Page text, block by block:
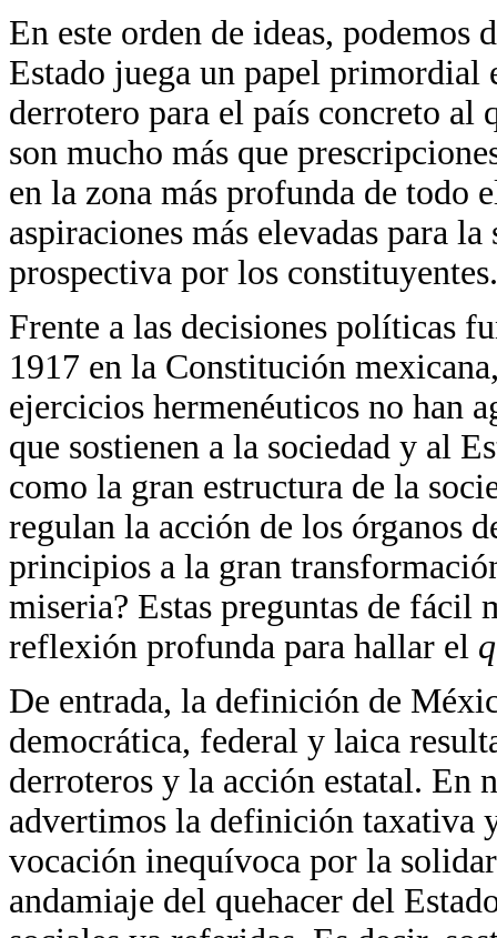
En este orden de ideas, podemos
Estado juega un papel
derrotero para el país concreto al
son mucho más que
en la zona más profunda de todo
aspiraciones más elevadas para
prospectiva por los constituyentes.
Frente a las decisiones políticas
1917 en la Constitución
ejercicios hermenéuticos no han
que sostienen a la sociedad y al
como la gran estructura de la
regulan la acción de los órganos
principios a la gran
miseria? Estas preguntas de fácil
reflexión profunda para hallar el
De entrada, la definición de
democrática, federal y laica
derroteros y la acción estatal. En
advertimos la definición taxativa
vocación inequívoca por la
andamiaje del quehacer del